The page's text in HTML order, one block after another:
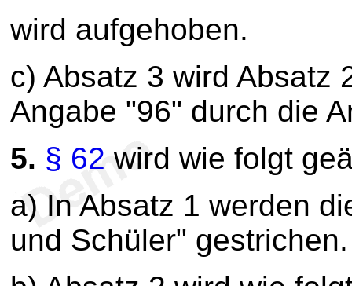
wird aufgehoben.
c) Absatz 3 wird Absatz
Angabe "96" durch die
5. § 62 wird wie folgt
a) In Absatz 1 werden
und Schüler" gestrichen.